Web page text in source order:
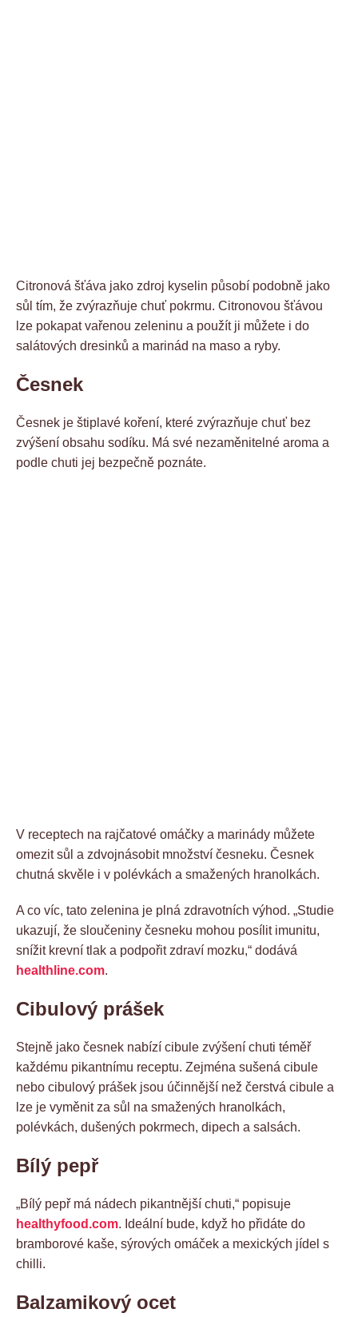
Citronová šťáva jako zdroj kyselin působí podobně jako
sůl tím, že zvýrazňuje chuť pokrmu. Citronovou šťávou
lze pokapat vařenou zeleninu a použít ji můžete i do
salátových dresinků a marinád na maso a ryby.
Česnek
Česnek je štiplavé koření, které zvýrazňuje chuť bez
zvýšení obsahu sodíku. Má své nezaměnitelné aroma a
podle chuti jej bezpečně poznáte.
V receptech na rajčatové omáčky a marinády můžete
omezit sůl a zdvojnásobit množství česneku. Česnek
chutná skvěle i v polévkách a smažených hranolkách.
A co víc, tato zelenina je plná zdravotních výhod. „Studie
ukazují, že sloučeniny česneku mohou posílit imunitu,
snížit krevní tlak a podpořit zdraví mozku,“ dodává
healthline.com.
Cibulový prášek
Stejně jako česnek nabízí cibule zvýšení chuti téměř
každému pikantnímu receptu. Zejména sušená cibule
nebo cibulový prášek jsou účinnější než čerstvá cibule a
lze je vyměnit za sůl na smažených hranolkách,
polévkách, dušených pokrmech, dipech a salsách.
Bílý pepř
„Bílý pepř má nádech pikantnější chuti,“ popisuje
healthyfood.com. Ideální bude, když ho přidáte do
bramborové kaše, sýrových omáček a mexických jídel s
chilli.
Balzamikový ocet